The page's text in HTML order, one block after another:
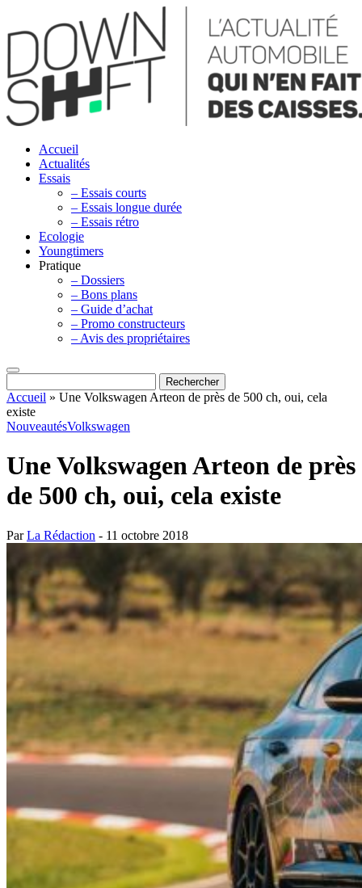
Accueil
Actualités
Essais
– Essais courts
– Essais longue durée
– Essais rétro
Ecologie
Youngtimers
Pratique
– Dossiers
– Bons plans
– Guide d’achat
– Promo constructeurs
– Avis des propriétaires
Accueil » Une Volkswagen Arteon de près de 500 ch, oui, cela
existe
NouveautésVolkswagen
Une Volkswagen Arteon de près
de 500 ch, oui, cela existe
ParLa Rédaction - 11 octobre 2018